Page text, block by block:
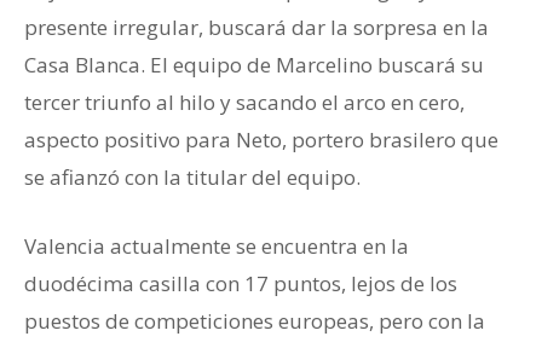
presente irregular, buscará dar la sorpresa en la
Casa Blanca. El equipo de Marcelino buscará su
tercer triunfo al hilo y sacando el arco en cero,
aspecto positivo para Neto, portero brasilero que
se afianzó con la titular del equipo.
Valencia actualmente se encuentra en la
duodécima casilla con 17 puntos, lejos de los
puestos de competiciones europeas, pero con la